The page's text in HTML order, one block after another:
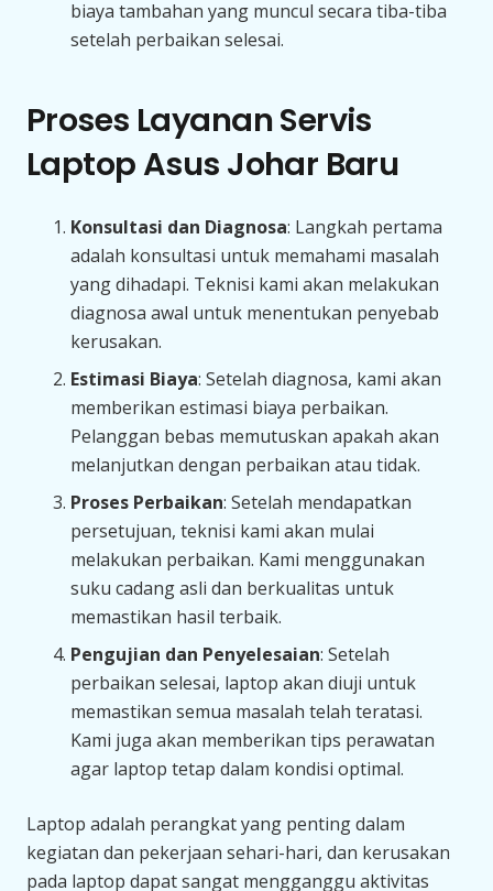
biaya tambahan yang muncul secara tiba-tiba
setelah perbaikan selesai.
Proses Layanan Servis
Laptop Asus Johar Baru
Konsultasi dan Diagnosa: Langkah pertama
adalah konsultasi untuk memahami masalah
yang dihadapi. Teknisi kami akan melakukan
diagnosa awal untuk menentukan penyebab
kerusakan.
Estimasi Biaya: Setelah diagnosa, kami akan
memberikan estimasi biaya perbaikan.
Pelanggan bebas memutuskan apakah akan
melanjutkan dengan perbaikan atau tidak.
Proses Perbaikan: Setelah mendapatkan
persetujuan, teknisi kami akan mulai
melakukan perbaikan. Kami menggunakan
suku cadang asli dan berkualitas untuk
memastikan hasil terbaik.
Pengujian dan Penyelesaian: Setelah
perbaikan selesai, laptop akan diuji untuk
memastikan semua masalah telah teratasi.
Kami juga akan memberikan tips perawatan
agar laptop tetap dalam kondisi optimal.
Laptop adalah perangkat yang penting dalam
kegiatan dan pekerjaan sehari-hari, dan kerusakan
pada laptop dapat sangat mengganggu aktivitas